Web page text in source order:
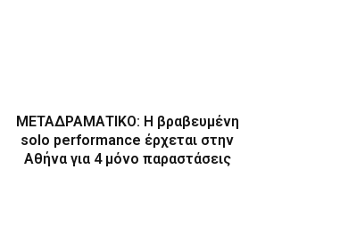
ΜΕΤΑΔΡΑΜΑΤΙΚΟ: Η βραβευμένη
solo performance έρχεται στην
Αθήνα για 4 μόνο παραστάσεις